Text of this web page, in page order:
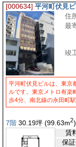
[000634] 平河町伏見
住
最
竣
平河町伏見ビルは、東京
ルです。東京メトロ有楽
歩4分、南北線の永田町
7階 30.19坪 (99.63m2)
賃
保